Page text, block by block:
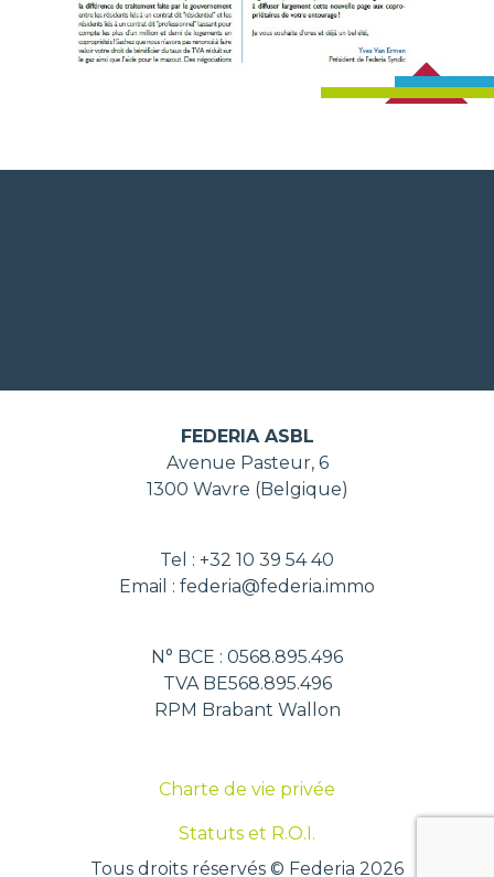
FEDERIA ASBL
Avenue Pasteur, 6
1300 Wavre (Belgique)
Tel : +32 10 39 54 40
Email : federia@federia.immo
N° BCE : 0568.895.496
TVA BE568.895.496
RPM Brabant Wallon
Charte de vie privée
Statuts et R.O.I.
Tous droits réservés © Federia 2026